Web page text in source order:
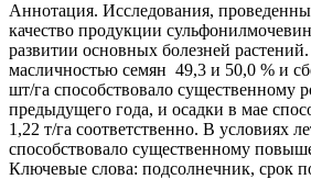
Аннотация. Исследования,
качество продукции
развитии основных болезней
масличностью семян 49,3 и 50,0 % и
шт/га способствовало существенному
предыдущего года, и осадки в мае
1,22 т/га соответственно. В условиях
способствовало существенному
Ключевые слова: подсолнечник, срок